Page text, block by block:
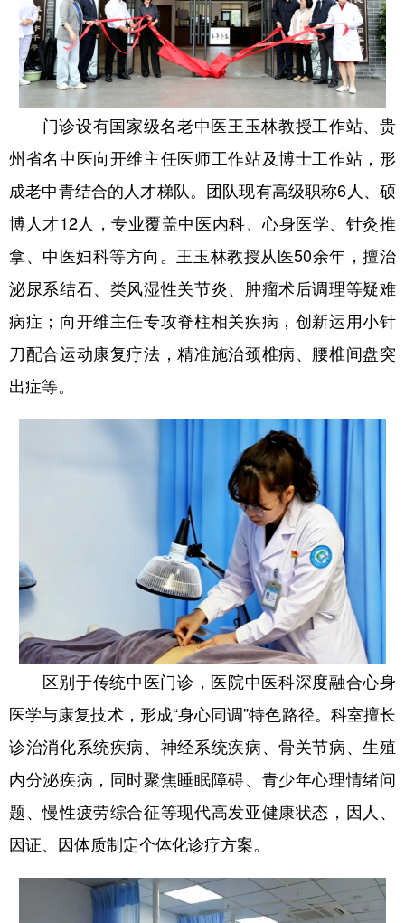
多语种频道
English Español Français عربى
Русский язык 日本語 한국어
Deutsch Português
门诊设有国家级名老中医王玉林教授工作站、贵
州省名中医向开维主任医师工作站及博士工作站，形
成老中青结合的人才梯队。团队现有高级职称6人、硕
博人才12人，专业覆盖中医内科、心身医学、针灸推
拿、中医妇科等方向。王玉林教授从医50余年，擅治
泌尿系结石、类风湿性关节炎、肿瘤术后调理等疑难
病症；向开维主任专攻脊柱相关疾病，创新运用小针
刀配合运动康复疗法，精准施治颈椎病、 腰椎间盘突
出症等。
区别于传统中医门诊，医院中医科深度融合心身
医学与康复技术，形成“身心同调”特色路径。科室擅长
诊治消化系统疾病、神经系统疾病、骨关节病、生殖
内分泌疾病，同时聚焦睡眠障碍、青少年心理情绪问
题、慢性疲劳综合征等现代高发亚健康状态，因人、
因证、因体质制定个体化诊疗方案。